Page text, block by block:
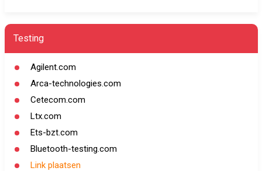
Testing
Agilent.com
Arca-technologies.com
Cetecom.com
Ltx.com
Ets-bzt.com
Bluetooth-testing.com
Link plaatsen